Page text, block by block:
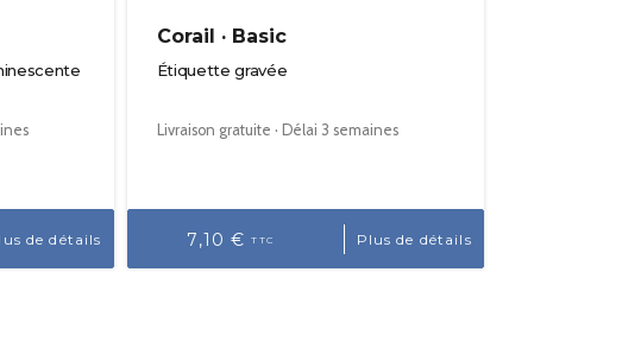
de détails
Corail · Basic
Étiquette gravée
Livraison gratuite · Délai 3 semaines
7,10 € TTC Plus de détails